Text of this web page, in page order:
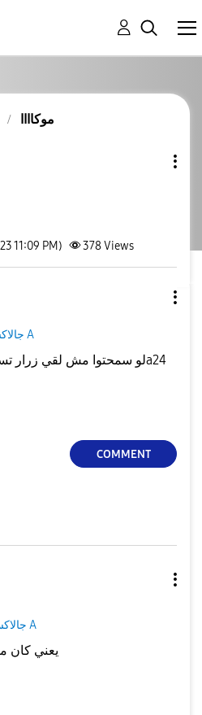
موكاااا
11:09 PM) 378Views
جالاكسى A
لو سمحتوا مش لقي زرار تسجيل الشاشه فى جلاكسىa24
COMMENT
جالاكسى A
يعني كان